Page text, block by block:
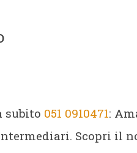
subito 051 0910471:
Scopri il